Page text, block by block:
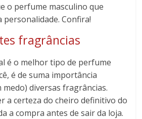
o perfume masculino que
personalidade. Confira!
fragrâncias
é o melhor tipo de perfume
é de suma importância
diversas fragrâncias.
a certeza do cheiro definitivo do
a compra antes de sair da loja.